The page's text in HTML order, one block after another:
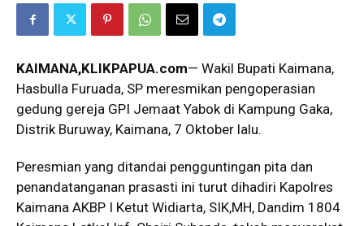
KAIMANA,KLIKPAPUA.com— Wakil Bupati Kaimana,
Hasbulla Furuada, SP meresmikan pengoperasian
gedung gereja GPI Jemaat Yabok di Kampung Gaka,
Distrik Buruway, Kaimana, 7 Oktober lalu.
Peresmian yang ditandai pengguntingan pita dan
penandatanganan prasasti ini turut dihadiri Kapolres
Kaimana AKBP I Ketut Widiarta, SIK,MH, Dandim 1804